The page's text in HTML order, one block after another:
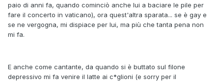
paio di anni fa, quando cominciò anche lui a baciare le pile per
fare il concerto in vaticano), ora quest'altra sparata... se è gay e
se ne vergogna, mi dispiace per lui, ma più che tanta pena non
mi fa.
E anche come cantante, da quando si è buttato sul filone
depressivo mi fa venire il latte ai c*glioni (e sorry per il